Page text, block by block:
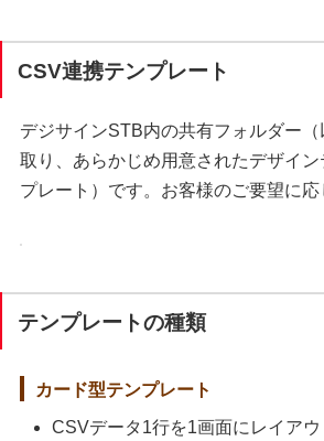
CSV連携テンプレート
デジサインSTB内の共有フォルダー
取り、あらかじめ用意されたデザイ
プレート）です。お客様のご要望に
テンプレートの種類
カード型テンプレート
CSVデータ1行を1画面にレイア